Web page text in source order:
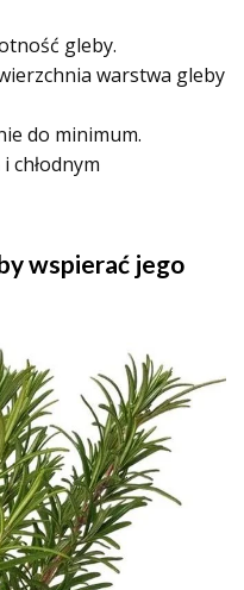
gleby.
warstwa gleby
do minimum.
chłodnym
wspierać jego